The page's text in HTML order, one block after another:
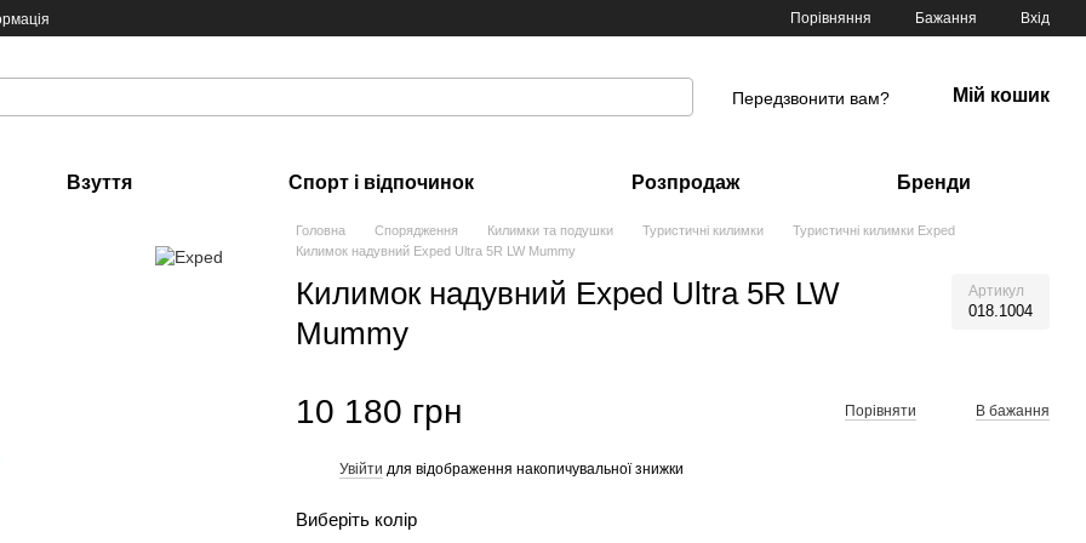
Порівняння Бажання Вхід
Передзвонити вам? Мій кошик
Взуття Спорт і відпочинок Розпродаж Бренди
Головна Спорядження Килимки та подушки Туристичні килимки
Туристичні килимки Exped
Килимок надувний Exped Ultra 5R LW Mummy
Килимок надувний Exped Ultra 5R LW
Mummy
Артикул
018.1004
10 180 грн Порівняти В бажання
Увійти для відображення накопичувальної знижки
Виберіть колір